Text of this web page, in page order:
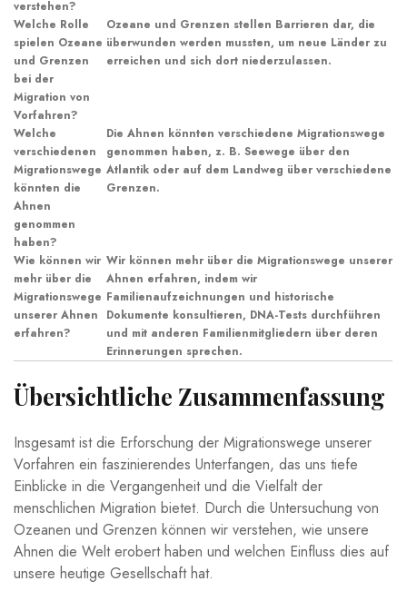
⁢verstehen?
Welche Rolle
spielen Ozeane
und⁣ Grenzen
bei der
Migration von
Vorfahren?
Ozeane und Grenzen stellen Barrieren dar, die
überwunden ⁢werden mussten, ‍um neue Länder zu⁣
erreichen ⁤und sich⁢ dort ‍niederzulassen.
Welche
verschiedenen‍
Migrationswege
könnten die
Ahnen
genommen ​
haben?
Die ⁢Ahnen könnten verschiedene Migrationswege
genommen‍ haben, z. B. Seewege über den
Atlantik ⁢oder auf dem Landweg über verschiedene
Grenzen.
Wie können wir
mehr über die
‍Migrationswege
unserer Ahnen
erfahren?
Wir können mehr über die Migrationswege unserer
Ahnen erfahren,⁢ indem⁤ wir
⁣Familienaufzeichnungen‍ und⁢ historische
Dokumente konsultieren,⁣ DNA-Tests‌ durchführen
und⁣ mit anderen Familienmitgliedern ⁤über deren
⁤Erinnerungen ⁢sprechen.
Übersichtliche Zusammenfassung
Insgesamt ist⁤ die Erforschung ⁢der ‍Migrationswege⁣ unserer⁣
Vorfahren ⁤ein faszinierendes Unterfangen, das uns tiefe
Einblicke in⁣ die Vergangenheit und die Vielfalt⁣ der
menschlichen⁢ Migration bietet. Durch ‍die Untersuchung von
Ozeanen und⁢ Grenzen ⁤können wir verstehen, wie unsere
Ahnen ⁤die Welt erobert haben und welchen ​Einfluss ​dies auf‌
unsere ‍heutige​ Gesellschaft hat.